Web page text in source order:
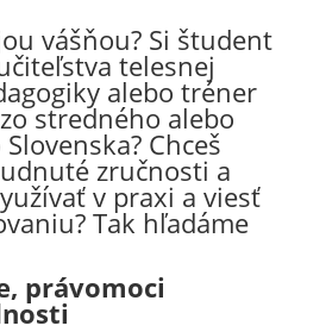
vášňou? Si študent
telesnej
alebo tréner
stredného alebo
Chceš
zručnosti a
v praxi a viesť
Tak hľadáme
právomoci